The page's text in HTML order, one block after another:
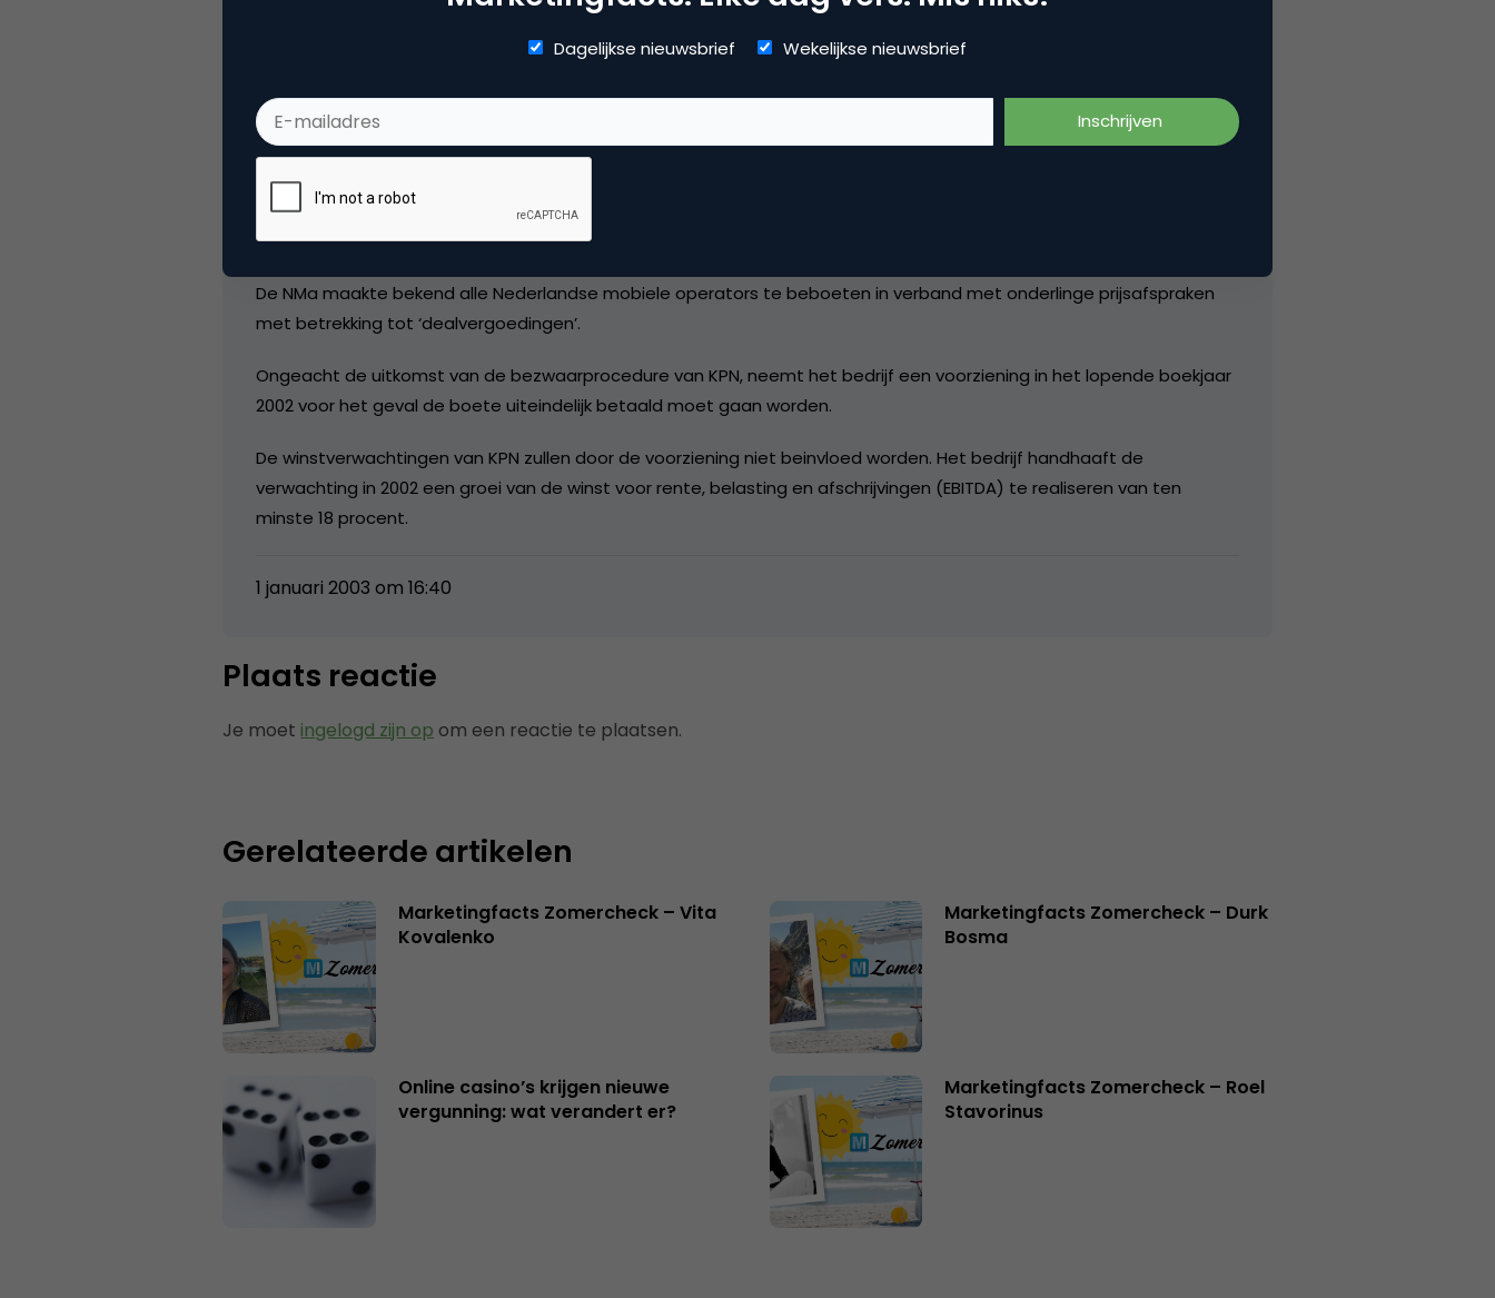
KPN Mobile, het mobiele telefonie onderdeel van KPN, tekent bezwaar aan tegen de boete van 31,3 miljoen euro die
opgelegd wordt door de Nederlandse Mededingingsautoriteit Nma. Dit meldt KPN maandag.
“De nu opgelegde boete staat in geen enkele verhouding tot het voorval, met name omdat het geen relevant
economisch effect heeft gehad”, aldus KPN, dat stelt “bijzonder verontwaardigd te zijn over de excessieve boete”.
De NMa maakte bekend alle Nederlandse mobiele operators te beboeten in verband met onderlinge prijsafspraken
met betrekking tot ‘dealvergoedingen’.
Ongeacht de uitkomst van de bezwaarprocedure van KPN, neemt het bedrijf een voorziening in het lopende boekjaar
2002 voor het geval de boete uiteindelijk betaald moet gaan worden.
De winstverwachtingen van KPN zullen door de voorziening niet beinvloed worden. Het bedrijf handhaaft de
verwachting in 2002 een groei van de winst voor rente, belasting en afschrijvingen (EBITDA) te realiseren van ten
minste 18 procent.
1 januari 2003 om 16:40
Plaats reactie
Je moet ingelogd zijn op om een reactie te plaatsen.
Gerelateerde artikelen
Marketingfacts Zomercheck – Vita
Kovalenko
Marketingfacts Zomercheck – Durk
Bosma
Online casino’s krijgen nieuwe
vergunning: wat verandert er?
Marketingfacts Zomercheck – Roel
Stavorinus
Dagelijkse nieuwsbrief Wekelijkse nieuwsbrief